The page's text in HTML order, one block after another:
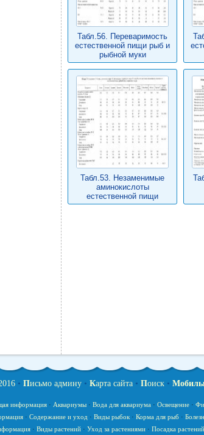
Табл.56. Переваримость
естественной пищи рыб и
рыбной муки
Табл.53. Незаменимые
аминокислоты
естественной пищи
• Письмо админу• Карта сайта• Поиск•
информация· Аквариумы· Вода для аквариума· Освещение·
· Содержание и уход · Виды рыбок· Корма для рыб·
· Виды растений· Уход за растениями· Посадка растений